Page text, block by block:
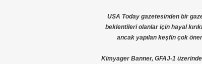
USA Today gazetesinden bir
beklentileri olanlar için hayal
ancak yapılan keşfin çok
Kimyager Banner, GFAJ-1